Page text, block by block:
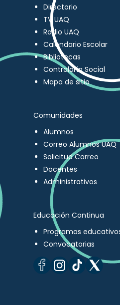
Directorio
TV UAQ
Radio UAQ
Calendario Escolar
Bibliotecas
Contraloría Social
Mapa de sitio
Comunidades
Alumnos
Correo Alumnos UAQ
Solicitud Correo
Docentes
Administrativos
Educación Continua
Programas
Convocatorias